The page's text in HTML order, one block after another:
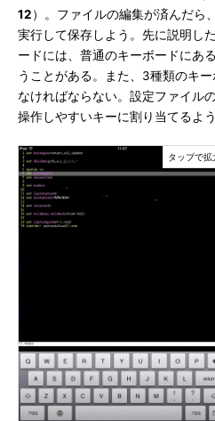
12）。ファイルの編集が済んだら、
実行して保存しよう。先に説明し
ードには、普通のキーボードにあ
うことがある。また、3種類のキ
なければならない。設定ファイル
操作しやすいキーに割り当てるよ